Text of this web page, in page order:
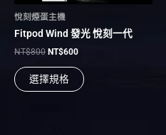
悅刻煙蛋主機
Fitpod Wind 發光 悅刻一代
NT$800 NT$600
選擇規格
品
選